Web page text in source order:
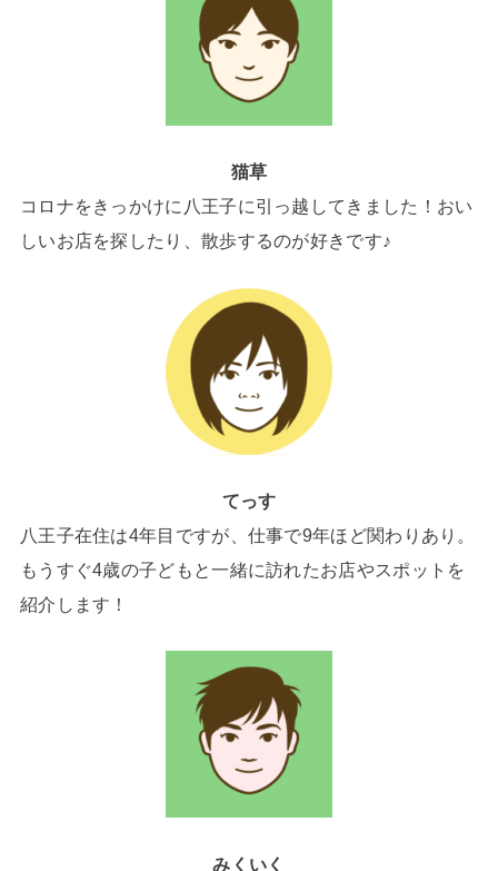
猫草
コロナをきっかけに八王子に引っ越してきました！おい
しいお店を探したり、散歩するのが好きです♪
てっす
八王子在住は4年目ですが、仕事で9年ほど関わりあり。
もうすぐ4歳の子どもと一緒に訪れたお店やスポットを
紹介します！
みくいく